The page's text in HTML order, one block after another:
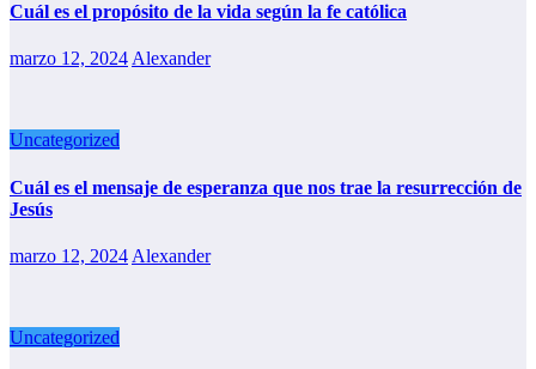
Cuál es el propósito de la vida según la fe católica
marzo 12, 2024 Alexander
Uncategorized
Cuál es el mensaje de esperanza que nos trae la resurrección de
Jesús
marzo 12, 2024 Alexander
Uncategorized